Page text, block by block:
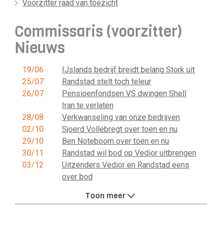
Voorzitter raad van toezicht
Commissaris (voorzitter)
Nieuws
19/06
IJslands bedrijf breidt belang Stork uit
25/07
Randstad stelt toch teleur
26/07
Pensioenfondsen VS dwingen Shell
Iran te verlaten
28/08
Verkwanseling van onze bedrijven
02/10
Sjoerd Vollebregt over toen en nu
29/10
Ben Noteboom over toen en nu
30/11
Randstad wil bod op Vedior uitbrengen
03/12
Uitzenders Vedior en Randstad eens
over bod
Toon meer